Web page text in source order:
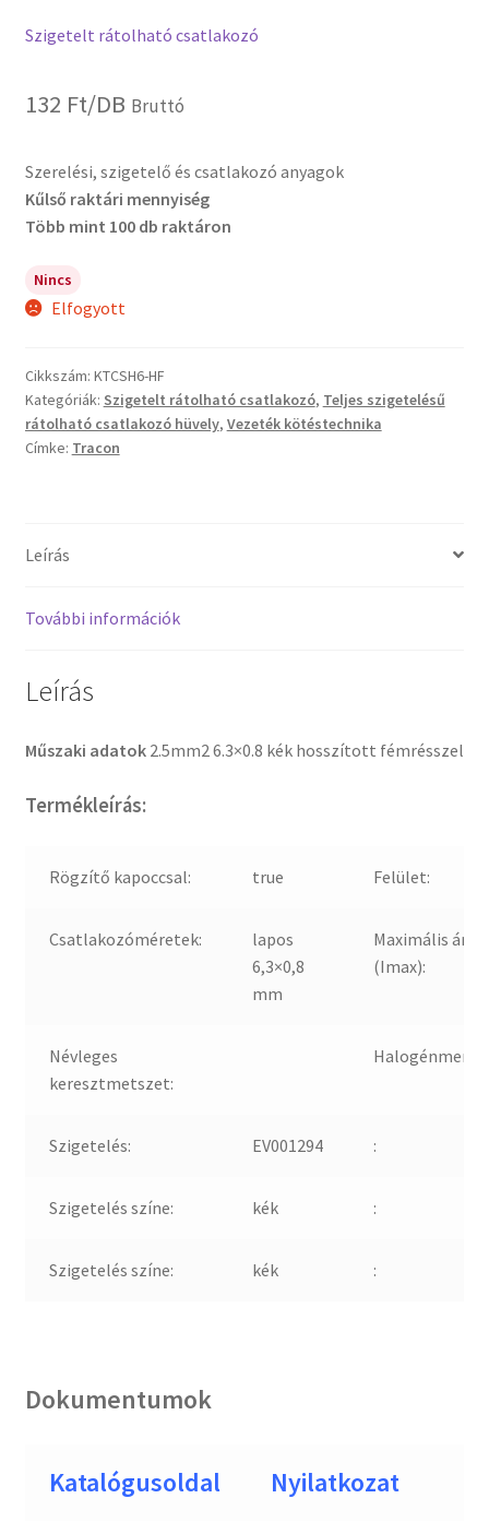
Szigetelt rátolható csatlakozó
132 Ft/DB Bruttó
Szerelési, szigetelő és csatlakozó anyagok
Kűlső raktári mennyiség
Több mint 100 db raktáron
Nincs
Elfogyott
Cikkszám: KTCSH6-HF
Kategóriák: Szigetelt rátolható csatlakozó, Teljes szigetelésű
rátolható csatlakozó hüvely, Vezeték kötéstechnika
Címke: Tracon
Leírás
További információk
Leírás
Műszaki adatok 2.5mm2 6.3×0.8 kék hosszított fémrésszel
Termékleírás:
Rögzítő kapoccsal: true Felület:
Csatlakozóméretek:
lapos
6,3×0,8
mm
Maximális
(Imax):
Névleges
keresztmetszet:
Szigetelés: EV001294 :
Szigetelés színe: kék :
Szigetelés színe: kék :
Dokumentumok
Katalógusoldal Nyilatkozat